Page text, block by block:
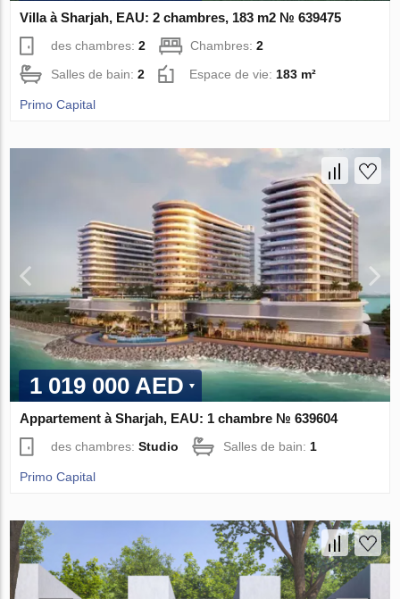
Villa à Sharjah, EAU: 2 chambres, 183 m2 № 639475
des chambres:2 Chambres:2
Salles de bain:2 Espace de vie: 183 m²
Primo Capital
1 019 000 AED
Appartement à Sharjah, EAU: 1 chambre № 639604
des chambres:Studio Salles de bain: 1
Primo Capital